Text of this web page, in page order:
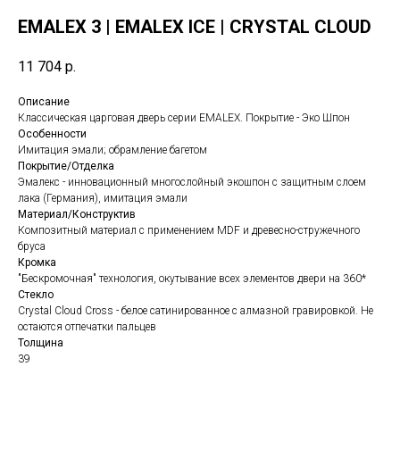
EMALEX 3 | EMALEX ICE | CRYSTAL CLOUD
11 704 р.
Описание
Классическая царговая дверь cерии EMALEX. Покрытие - Эко Шпон
Особенности
Имитация эмали; обрамление багетом
Покрытие/Отделка
Эмалекс - инновационный многослойный экошпон с защитным слоем
лака (Германия), имитация эмали
Материал/Конструктив
Композитный материал с применением MDF и древесно-стружечного
бруса
Кромка
"Бескромочная" технология, окутывание всех элементов двери на 360*
Стекло
Crystal Cloud Cross - белое сатинированное с алмазной гравировкой. Не
остаются отпечатки пальцев
Толщина
39